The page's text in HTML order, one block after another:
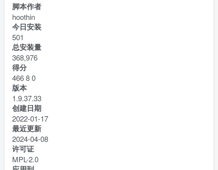
脚本作者
hoothin
今日安装
501
总安装量
368,976
得分
46680
版本
1.9.37.33
创建日期
2022-01-17
最近更新
2024-04-08
许可证
MPL-2.0